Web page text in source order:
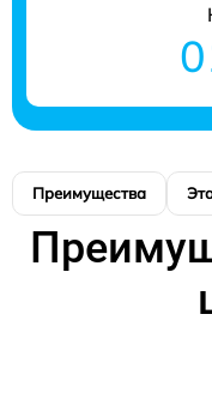
Преимущества